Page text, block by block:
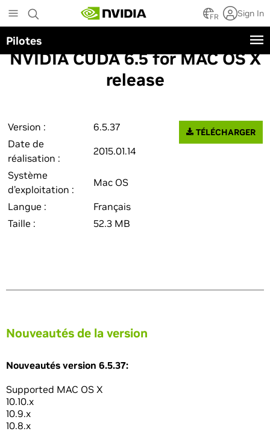
to
main
content
FR Sign In
Pilotes
NVIDIA CUDA 6.5 for MAC OS X
release
Version :
6.5.37
Date de
réalisation :
2015.01.14
Système
d’exploitation :
Mac OS
Langue :
Français
Taille :
52.3 MB
TÉLÉCHARGER
Nouveautés de la version
Nouveautés version 6.5.37:
Supported MAC OS X
10.10.x
10.9.x
10.8.x